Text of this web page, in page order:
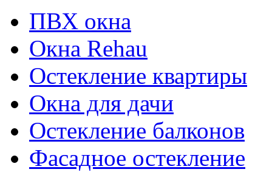
ПВХ окна
Окна Rehau
Остекление квартиры
Окна для дачи
Остекление балконов
Фасадное остекление